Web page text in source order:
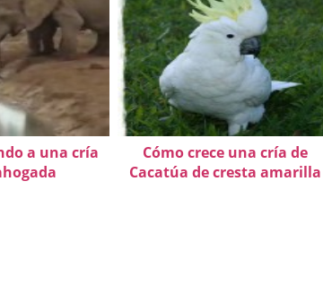
a una cría
Cómo crece una cría de
Cacatúa de cresta amarilla